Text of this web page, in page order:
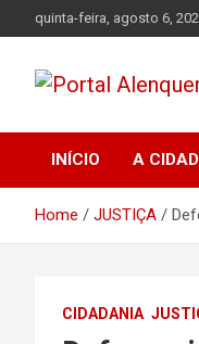
to
quinta-feira, agosto 6,
Portal
INÍCIO A
Home JUSTIÇA
CIDADANIA